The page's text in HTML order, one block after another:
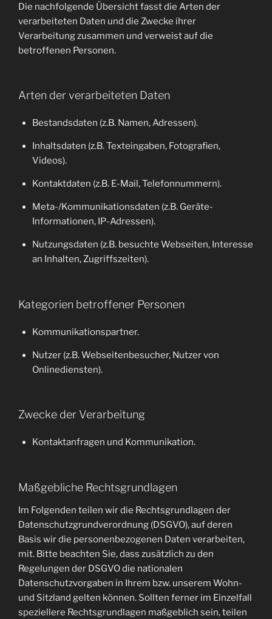
Die nachfolgende Übersicht fasst die Arten der
verarbeiteten Daten und die Zwecke ihrer
Verarbeitung zusammen und verweist auf die
betroffenen Personen.
Arten der verarbeiteten Daten
Bestandsdaten (z.B. Namen, Adressen).
Inhaltsdaten (z.B. Texteingaben, Fotografien,
Videos).
Kontaktdaten (z.B. E-Mail, Telefonnummern).
Meta-/Kommunikationsdaten (z.B. Geräte-
Informationen, IP-Adressen).
Nutzungsdaten (z.B. besuchte Webseiten, Interesse
an Inhalten, Zugriffszeiten).
Kategorien betroffener Personen
Kommunikationspartner.
Nutzer (z.B. Webseitenbesucher, Nutzer von
Onlinediensten).
Zwecke der Verarbeitung
Kontaktanfragen und Kommunikation.
Maßgebliche Rechtsgrundlagen
Im Folgenden teilen wir die Rechtsgrundlagen der
Datenschutzgrundverordnung (DSGVO), auf deren
Basis wir die personenbezogenen Daten verarbeiten,
mit. Bitte beachten Sie, dass zusätzlich zu den
Regelungen der DSGVO die nationalen
Datenschutzvorgaben in Ihrem bzw. unserem Wohn-
und Sitzland gelten können. Sollten ferner im Einzelfall
speziellere Rechtsgrundlagen maßgeblich sein, teilen